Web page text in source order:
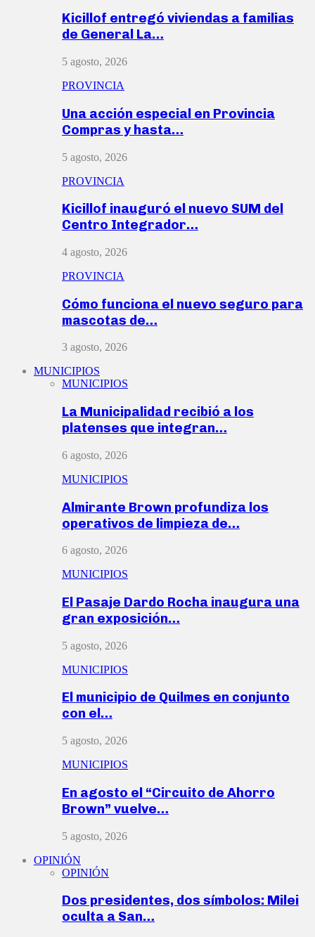
Kicillof entregó viviendas a familias
de General La…
5 agosto, 2026
PROVINCIA
Una acción especial en Provincia
Compras y hasta…
5 agosto, 2026
PROVINCIA
Kicillof inauguró el nuevo SUM del
Centro Integrador…
4 agosto, 2026
PROVINCIA
Cómo funciona el nuevo seguro para
mascotas de…
3 agosto, 2026
MUNICIPIOS
MUNICIPIOS
La Municipalidad recibió a los
platenses que integran…
6 agosto, 2026
MUNICIPIOS
Almirante Brown profundiza los
operativos de limpieza de…
6 agosto, 2026
MUNICIPIOS
El Pasaje Dardo Rocha inaugura una
gran exposición…
5 agosto, 2026
MUNICIPIOS
El municipio de Quilmes en conjunto
con el…
5 agosto, 2026
MUNICIPIOS
En agosto el “Circuito de Ahorro
Brown” vuelve…
5 agosto, 2026
OPINIÓN
OPINIÓN
Dos presidentes, dos símbolos: Milei
oculta a San…